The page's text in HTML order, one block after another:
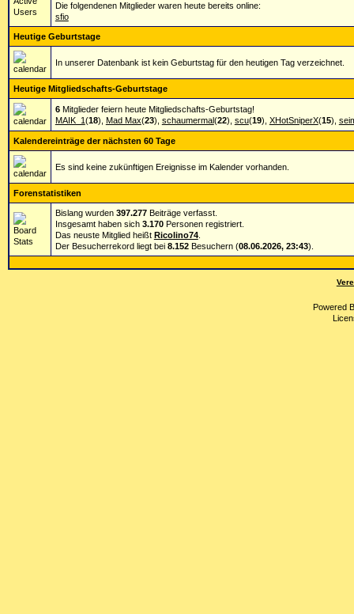
Die folgendenen Mitglieder waren heute bereits online:
sfio
Heutige Geburtstage
In unserer Datenbank ist kein Geburtstag für den heutigen Tag verzeichnet.
Heutige Mitgliedschafts-Geburtstage
6Mitglieder feiern heute Mitgliedschafts-Geburtstag!
MAIK_1(18), Mad Max(23), schaumermal(22), scu(19), XHotSniperX(15),
Kalendereinträge der nächsten 60 Tage
Es sind keine zukünftigen Ereignisse im Kalender vorhanden.
Forenstatistiken
Bislang wurden 397.277Beiträge verfasst.
Insgesamt haben sich 3.170Personen registriert.
Das neuste Mitglied heißt Ricolino74.
Der Besucherrekord liegt bei 8.152Besuchern (08.06.2026, 23:43).
Powered